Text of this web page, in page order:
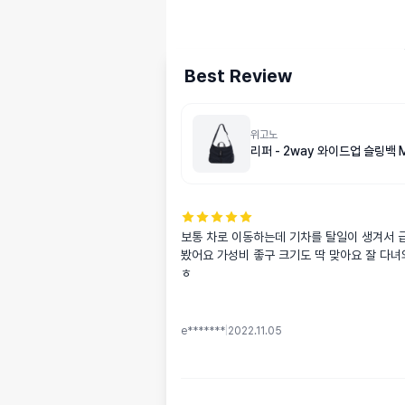
Best Review
위고노
리퍼 - 2way 와이드업 슬링백
보통 차로 이동하는데 기차를 탈일이 생겨서
봤어요 가성비 좋구 크기도 딱 맞아요 잘 다녀
ㅎ
e******* 2022.11.05